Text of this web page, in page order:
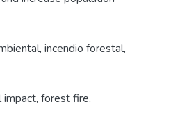
incendio forestal,
forest fire,